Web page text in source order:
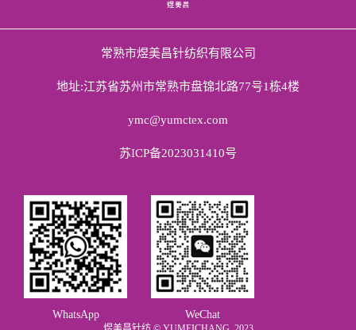
常熟市煜美昌针纺织有限公司
地址:江苏省苏州市常熟市盘锦北路77号1栋4楼
ymc@yumctex.com
苏ICP备2023031410号
WhatsApp WeChat